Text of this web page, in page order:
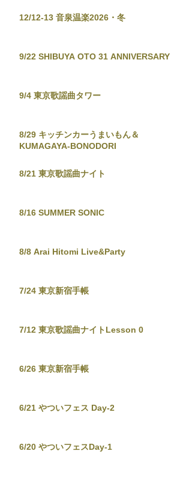
12/12-13 音泉温楽2026・冬
9/22 SHIBUYA OTO 31 ANNIVERSARY
9/4 東京歌謡曲タワー
8/29 キッチンカーうまいもん＆
KUMAGAYA-BONODORI
8/21 東京歌謡曲ナイト
8/16 SUMMER SONIC
8/8 Arai Hitomi Live&Party
7/24 東京新宿手帳
7/12 東京歌謡曲ナイトLesson 0
6/26 東京新宿手帳
6/21 やついフェス Day-2
6/20 やついフェスDay-1